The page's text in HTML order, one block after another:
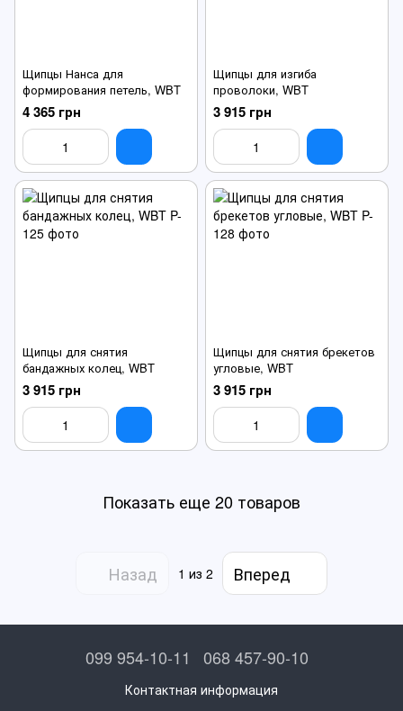
Щипцы Нанса для
формирования петель, WBT
4 365 грн
Щипцы для изгиба
проволоки, WBT
3 915 грн
Щипцы для снятия
бандажных колец, WBT
3 915 грн
Щипцы для снятия брекетов
угловые, WBT
3 915 грн
Показать еще 20 товаров
Назад 1 из 2 Вперед
099 954-10-11 068 457-90-10
Контактная информация